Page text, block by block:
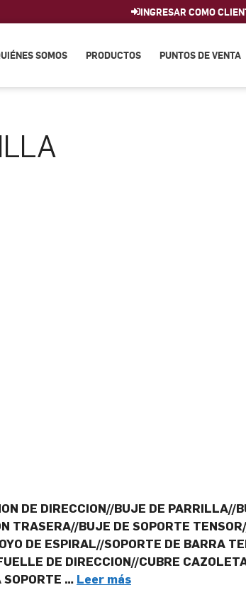
INGRESAR COMO
SOMOS PRODUCTOS PUNTOS DE VENTA
DE DIRECCION//BUJE DE PARRILLA//
TRASERA//BUJE DE SOPORTE
DE ESPIRAL//SOPORTE DE BARRA
DE DIRECCION//CUBRE
SOPORTE … Leer más